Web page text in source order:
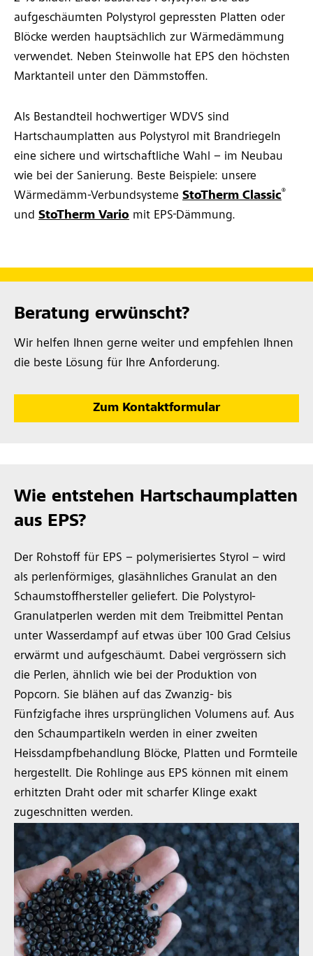
aufgeschäumten Polystyrol gepressten Platten oder
Blöcke werden hauptsächlich zur Wärmedämmung
verwendet. N eben Steinwolle hat EPS den höchsten
Marktanteil unter den Dämmstoffen.
Als Bestandteil hochwertiger WDVS sind
Hartschaumplatten aus Polystyrol mit Brandriegeln
eine sichere und wirtschaftliche Wahl – im Neubau
wie bei der Sanierung. Beste Beispiele: unsere
Wärmedämm-Verbundsysteme StoTherm Classic®
und StoTherm Vario mit EPS-Dämmung.
Beratung erwünscht?
Wir helfen Ihnen gerne weiter und empfehlen Ihnen
die beste Lösung für Ihre Anforderung.
Zum Kontaktformular
Wie entstehen Hartschaumplatten
aus EPS?
Der Rohstoff für EPS – polymerisiertes Styrol – wird
als perlenförmiges, glasähnliches Granulat an den
Schaumstoffhersteller geliefert. Die Polystyrol-
Granulatperlen werden mit dem Treibmittel Pentan
unter Wasserdampf auf etwas über 100 Grad Celsius
erwärmt und aufgeschäumt. Dabei vergrössern sich
die Perlen, ähnlich wie bei der Produktion von
Popcorn. Sie blähen auf das Zwanzig- bis
Fünfzigfache ihres ursprünglichen Volumens auf. Aus
den Schaumpartikeln werden in einer zweiten
Heissdampfbehandlung Blöcke, Platten und Formteile
hergestellt. Die Rohlinge aus EPS können mit einem
erhitzten Draht oder mit scharfer Klinge exakt
zugeschnitten werden.